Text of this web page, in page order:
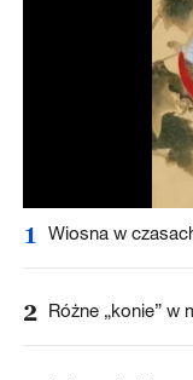
1 Wiosna w
2 Różne „konie” w